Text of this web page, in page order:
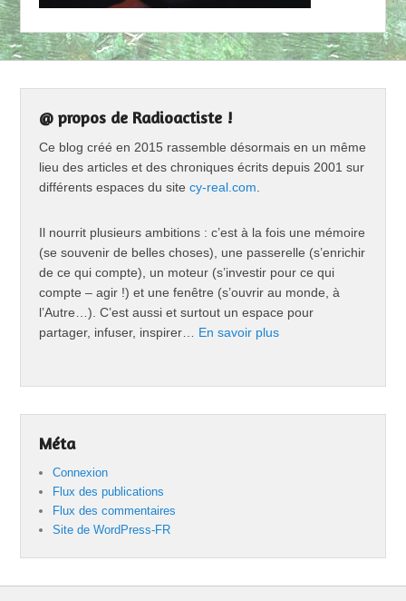
@ propos de Radioactiste !
Ce blog créé en 2015 rassemble désormais en un même
lieu des articles et des chroniques écrits depuis 2001 sur
différents espaces du sitecy-real.com
Il nourrit plusieurs ambitions : c’est à la fois une mémoire
(se souvenir de belles choses), une passerelle (s’enrichir
de ce qui compte), un moteur (s’investir pour ce qui
compte – agir !) et une fenêtre (s’ouvrir au monde, à
l’Autre…). C’est aussi et surtout un espace pour
partager, infuser, inspirer… En savoir plus
Méta
Connexion
Flux des publications
Flux des commentaires
Site de WordPress-FR